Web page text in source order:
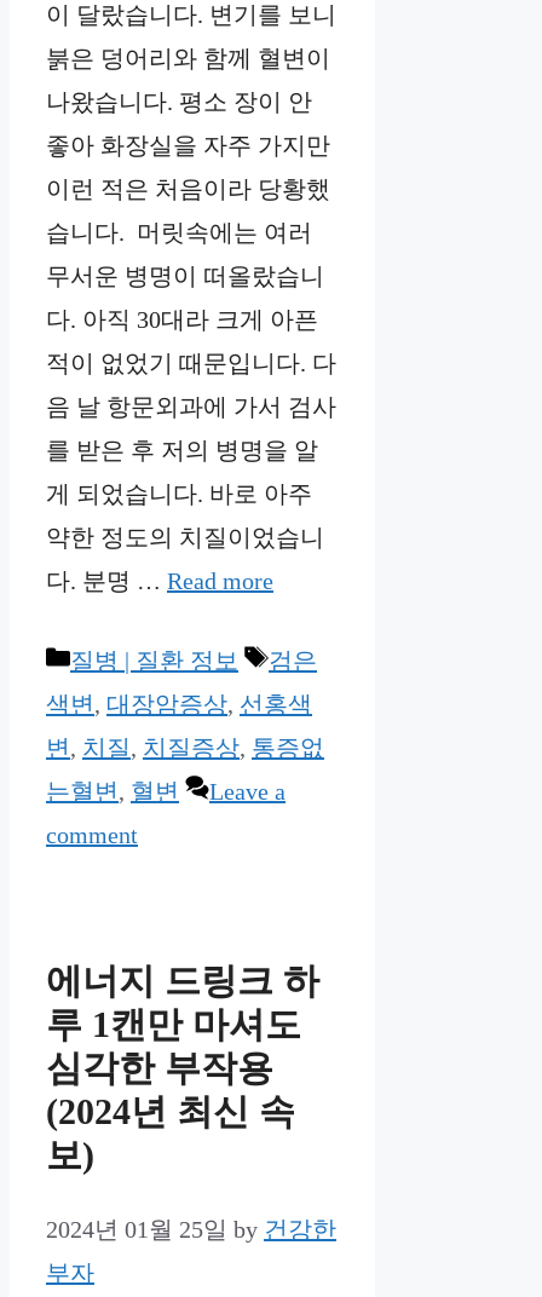
이 달랐습니다. 변기를 보니
붉은 덩어리와 함께 혈변이
나왔습니다. 평소 장이 안
좋아 화장실을 자주 가지만
이런 적은 처음이라 당황했
습니다. 머릿속에는 여러
무서운 병명이 떠올랐습니
다. 아직 30대라 크게 아픈
적이 없었기 때문입니다. 다
음 날 항문외과에 가서 검사
를 받은 후 저의 병명을 알
게 되었습니다. 바로 아주
약한 정도의 치질이었습니
다. 분명 … Read more
Categories
질병 | 질환 정보 Tags
검은
색변, 대장암증상, 선홍색
변, 치질, 치질증상, 통증없
는혈변, 혈변
Leave a
comment
에너지 드링크 하
루 1캔만 마셔도
심각한 부작용
(2024년 최신 속
보)
2024년 01월 25일 by 건강한
부자